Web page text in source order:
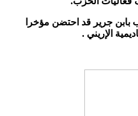
بابن جرير قد احتضن مؤخرا
الإريني .